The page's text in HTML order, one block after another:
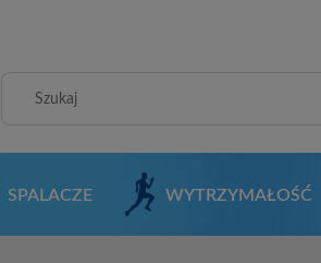
SPALACZE WYTRZYMAŁOŚĆ